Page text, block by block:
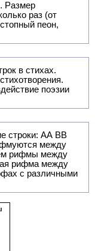
Размер
раз (от
пеон,
в стихах.
поэзии
строки: AA ВВ
между
рифмы между
рифма между